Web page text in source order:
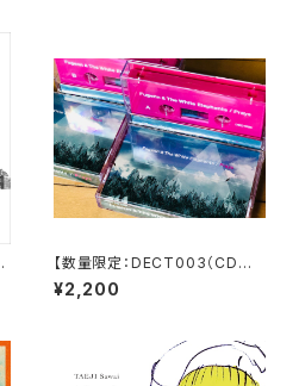
【数量限定：DECT003（CD品
番 PFCD30）】Fugenn & The
WHIte Eleohants "Prays" C
¥2,200